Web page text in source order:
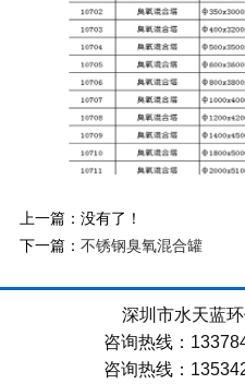
上一篇：没有了！
下一篇： 不锈钢臭氧混合罐
深圳市水天蓝
咨询热线：
咨询热线：